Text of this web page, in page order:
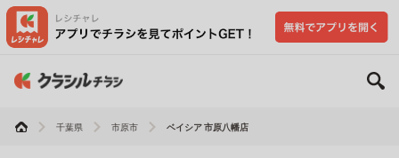
千葉県 市原市 ベイシア 市原八幡店